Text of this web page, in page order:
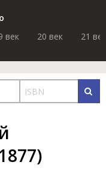
век 20 век 21 век